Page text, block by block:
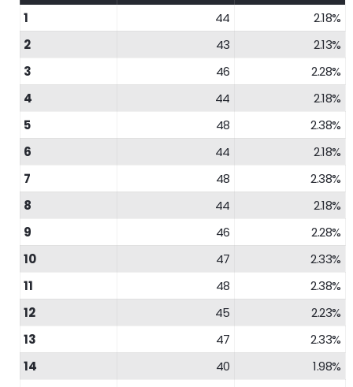
1 44
2.18%
2
43
2.13%
3
46
2.28%
4
44
2.18%
5
48
2.38%
6
44
2.18%
7
48
2.38%
8
44
2.18%
9
46
2.28%
10
47
2.33%
11
48
2.38%
12
45
2.23%
13
47
2.33%
14
40
1.98%